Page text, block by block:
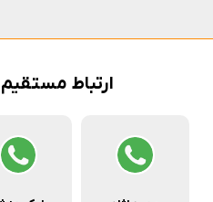
ارتباط مستقیم